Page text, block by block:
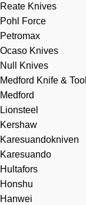
Reate Knives
Pohl Force
Petromax
Ocaso Knives
Null Knives
Medford Knife & Tool
Medford
Lionsteel
Kershaw
Karesuandokniven
Karesuando
Hultafors
Honshu
Hanwei